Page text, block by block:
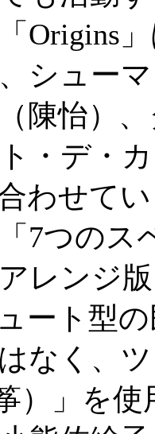
Origins
シュー
陳怡）
・デ・
わせて
7つのス
レンジ
ート型
なく、
筝）」を